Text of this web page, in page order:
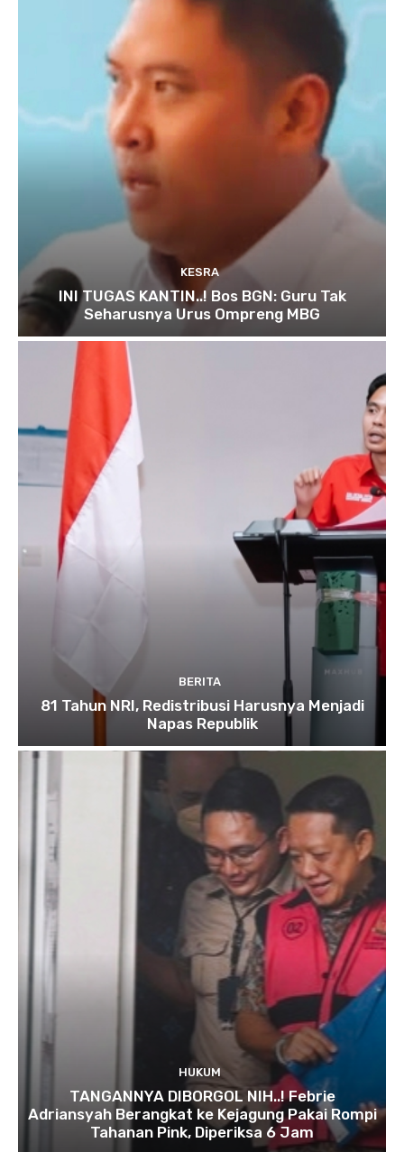
KESRA
INI TUGAS KANTIN..! Bos BGN: Guru Tak
Seharusnya Urus Ompreng MBG
BERITA
81 Tahun NRI, Redistribusi Harusnya Menjadi
Napas Republik
HUKUM
TANGANNYA DIBORGOL NIH..! Febrie
Adriansyah Berangkat ke Kejagung Pakai Rompi
Tahanan Pink, Diperiksa 6 Jam